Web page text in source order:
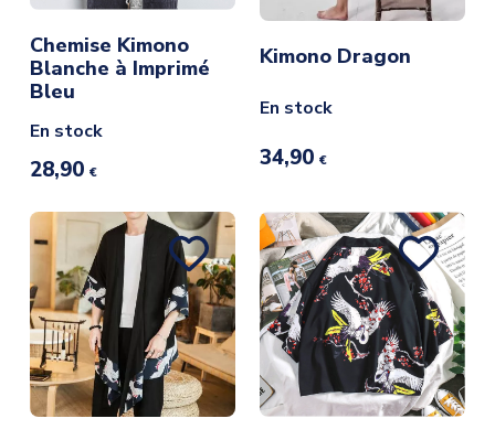
Chemise Kimono
Blanche à Imprimé
Bleu
En stock
28,90 €
Kimono Dragon
En stock
34,90 €